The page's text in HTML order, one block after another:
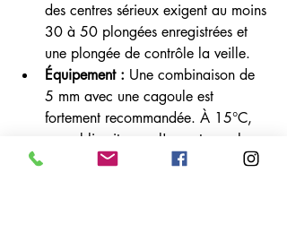
des centres sérieux exigent au moins
30 à 50 plongées enregistrées et
une plongée de contrôle la veille.
Équipement : Une combinaison de
5 mm avec une cagoule est
fortement recommandée. À 15°C,
on oublie vite que l'on est sous les
tropiques !